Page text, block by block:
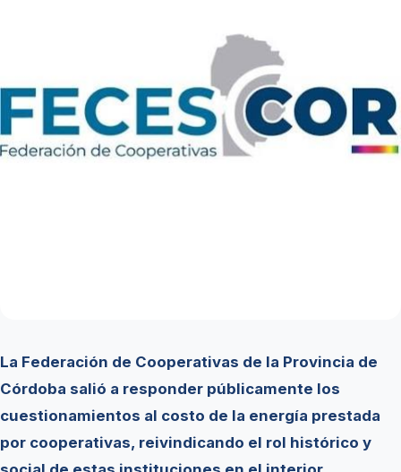
La Federación de Cooperativas de la Provincia de
Córdoba salió a responder públicamente los
cuestionamientos al costo de la energía prestada
por cooperativas, reivindicando el rol histórico y